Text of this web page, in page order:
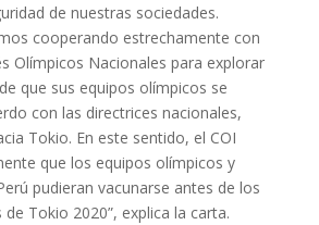
de nuestras sociedades.
cooperando estrechamente con
Olímpicos Nacionales para explorar
que sus equipos olímpicos se
con las directrices nacionales,
Tokio. En este sentido, el COI
que los equipos olímpicos y
pudieran vacunarse antes de los
de Tokio 2020”, explica la carta.